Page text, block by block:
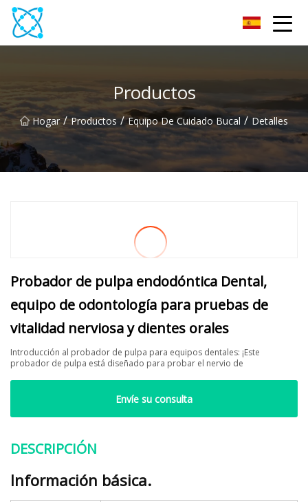
Productos
Hogar / Productos / Equipo De Cuidado Bucal / Detalles
Probador de pulpa endodóntica Dental,
equipo de odontología para pruebas de
vitalidad nerviosa y dientes orales
Introducción al probador de pulpa para equipos dentales: ¡Este
probador de pulpa está diseñado para probar el nervio de
Envíe su consulta
DESCRIPCIÓN
Información básica.